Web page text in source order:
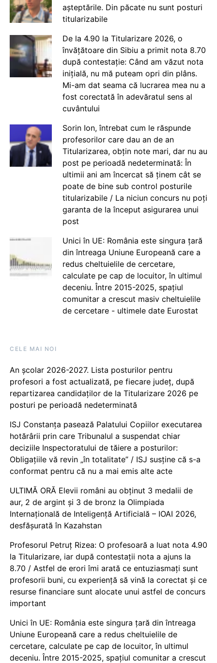
așteptările. Din păcate nu sunt posturi
titularizabile
De la 4.90 la Titularizare 2026, o
învățătoare din Sibiu a primit nota 8.70
după contestație: Când am văzut nota
inițială, nu mă puteam opri din plâns.
Mi-am dat seama că lucrarea mea nu a
fost corectată în adevăratul sens al
cuvântului
Sorin Ion, întrebat cum le răspunde
profesorilor care dau an de an
Titularizarea, obțin note mari, dar nu au
post pe perioadă nedeterminată: În
ultimii ani am încercat să ținem cât se
poate de bine sub control posturile
titularizabile / La niciun concurs nu poți
garanta de la început asigurarea unui
post
Unici în UE: România este singura țară
din întreaga Uniune Europeană care a
redus cheltuielile de cercetare,
calculate pe cap de locuitor, în ultimul
deceniu. Între 2015-2025, spațiul
comunitar a crescut masiv cheltuielile
de cercetare - ultimele date Eurostat
CELE MAI NOI
An școlar 2026-2027. Lista posturilor pentru
profesori a fost actualizată, pe fiecare județ, după
repartizarea candidaților de la Titularizare 2026 pe
posturi pe perioadă nedeterminată
ISJ Constanța pasează Palatului Copiilor executarea
hotărârii prin care Tribunalul a suspendat chiar
deciziile Inspectoratului de tăiere a posturilor:
Obligațiile vă revin „în totalitate” / ISJ susține că s-a
conformat pentru că nu a mai emis alte acte
ULTIMĂ ORĂ Elevii români au obținut 3 medalii de
aur, 2 de argint și 3 de bronz la Olimpiada
Internațională de Inteligență Artificială – IOAI 2026,
desfășurată în Kazahstan
Profesorul Petruț Rizea: O profesoară a luat nota 4.90
la Titularizare, iar după contestații nota a ajuns la
8.70 / Astfel de erori îmi arată ce entuziasmați sunt
profesorii buni, cu experiență să vină la corectat și ce
resurse financiare sunt alocate unui astfel de concurs
important
Unici în UE: România este singura țară din întreaga
Uniune Europeană care a redus cheltuielile de
cercetare, calculate pe cap de locuitor, în ultimul
deceniu. Între 2015-2025, spațiul comunitar a crescut